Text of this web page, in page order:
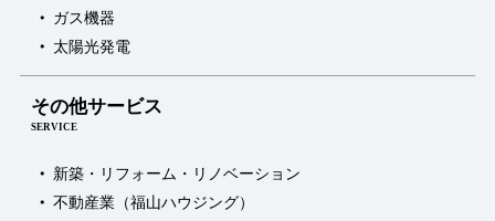
ガス機器
太陽光発電
その他サービス
SERVICE
新築・リフォーム・リノベーション
不動産業（福山ハウジング）